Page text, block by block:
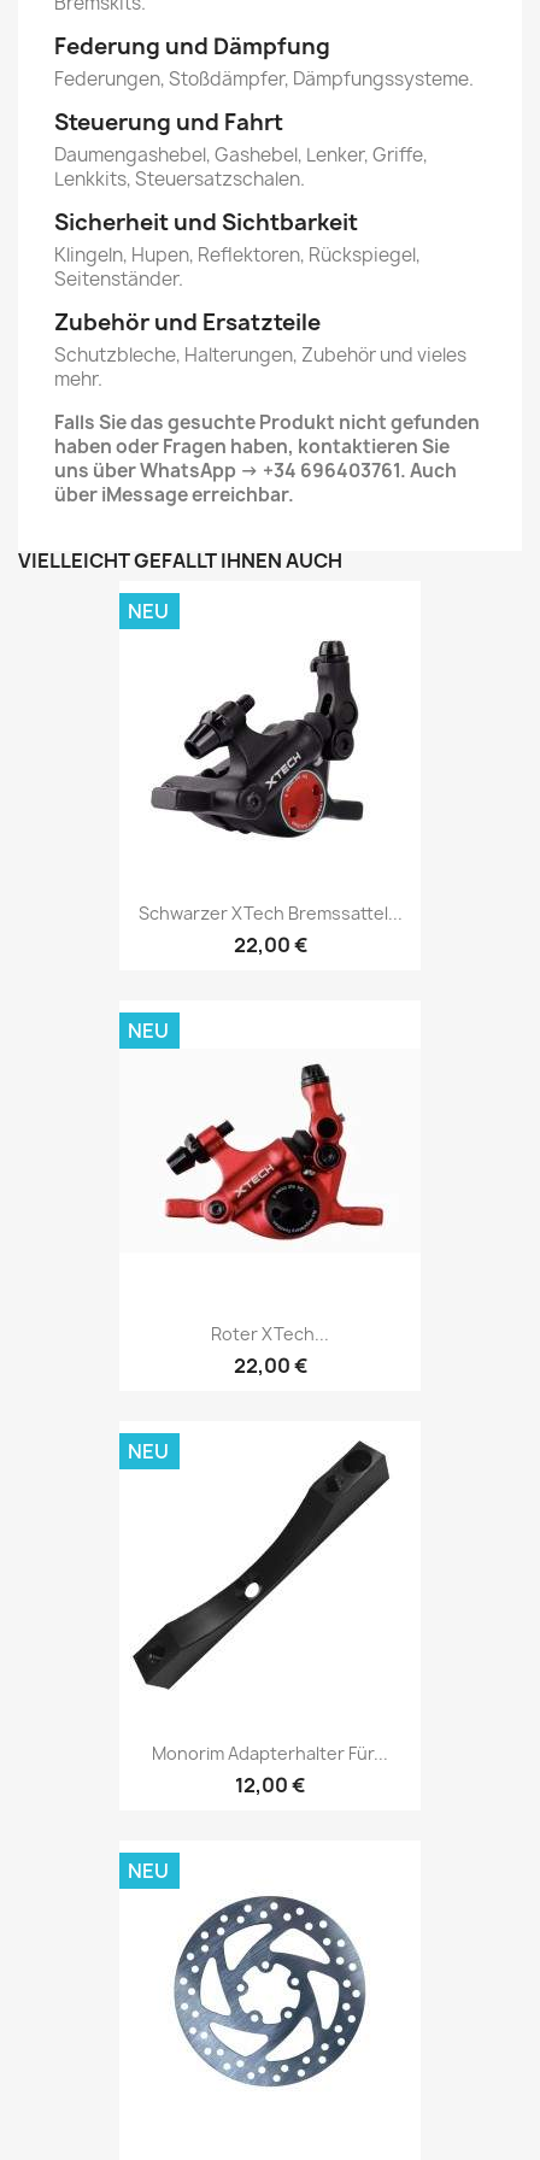
Federung und Dämpfung
Federungen, Stoßdämpfer, Dämpfungssysteme.
Steuerung und Fahrt
Daumengashebel, Gashebel, Lenker, Griffe,
Lenkkits, Steuersatzschalen.
Sicherheit und Sichtbarkeit
Klingeln, Hupen, Reflektoren, Rückspiegel,
Seitenständer.
Zubehör und Ersatzteile
Schutzbleche, Halterungen, Zubehör und vieles
mehr.
Falls Sie das gesuchte Produkt nicht gefunden
haben oder Fragen haben, kontaktieren Sie
uns über WhatsApp → +34 696403761. Auch
über iMessage erreichbar.
VIELLEICHT GEFÄLLT IHNEN AUCH
Schwarzer XTech Bremssattel...
22,00 €
NEU
Roter XTech...
22,00 €
NEU
Monorim Adapterhalter Für...
12,00 €
NEU
NEU